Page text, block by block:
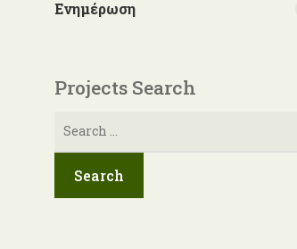
Ενημέρωση
Projects Search
Αναζήτηση